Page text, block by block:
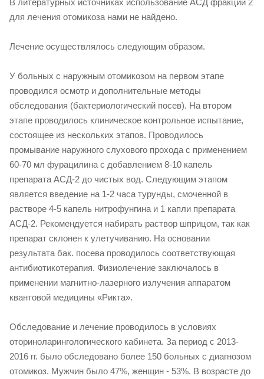
для лечения отомикоза нами не найдено.
Лечение осуществлялось следующим образом.
У больных с наружным отомикозом на первом этапе
проводился осмотр и дополнительные методы
обследования (бактериологический посев). На втором
этапе проводилось клиническое контрольное испытание,
состоящее из нескольких этапов. Проводилось
промывание наружного слухового прохода с применением
60-70 мл фурацилина с добавлением 8-10 капель
препарата АСД-2 до чистых вод. Следующим этапом
является введение на 1-2 часа турунды, смоченной в
растворе 4-5 капель нитрофунгина и 1 капли препарата
АСД-2. Рекомендуется набирать раствор шприцом, так как
препарат склонен к улетучиванию. На основании
результата бак. посева проводилось соответствующая
антибиотикотерапия. Физиолечение заключалось в
применении магнитно-лазерного излучения аппаратом
квантовой медицины «Рикта».
Обследование и лечение проводилось в условиях
оториноларингологического кабинета. За период с 2013-
2016 гг. было обследовано более 150 больных с диагнозом
отомикоз. Мужчин было 47%, женщин - 53%. В возрасте до